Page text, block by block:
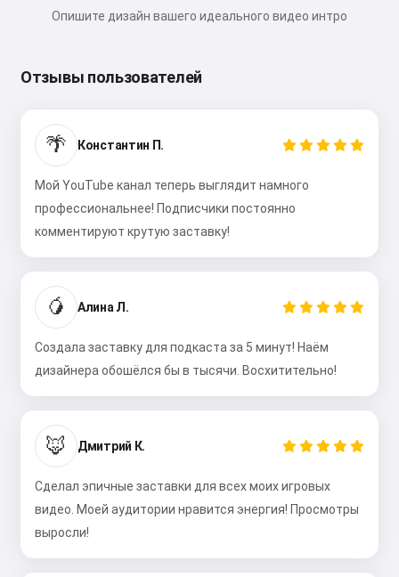
Опишите дизайн вашего идеального видео интро
Отзывы пользователей
🌴 Константин П.
Мой YouTube канал теперь выглядит намного
профессиональнее! Подписчики постоянно
комментируют крутую заставку!
🥭 Алина Л.
Создала заставку для подкаста за 5 минут! Наём
дизайнера обошёлся бы в тысячи. Восхитительно!
🦊 Дмитрий К.
Сделал эпичные заставки для всех моих игровых
видео. Моей аудитории нравится энергия! Просмотры
выросли!